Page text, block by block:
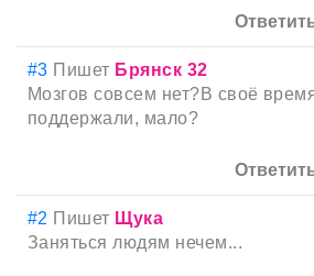
#3 Пишет Брянск 32
Мозгов совсем нет?В своё
поддержали, мало?
#2 Пишет Щука
Заняться людям нечем...